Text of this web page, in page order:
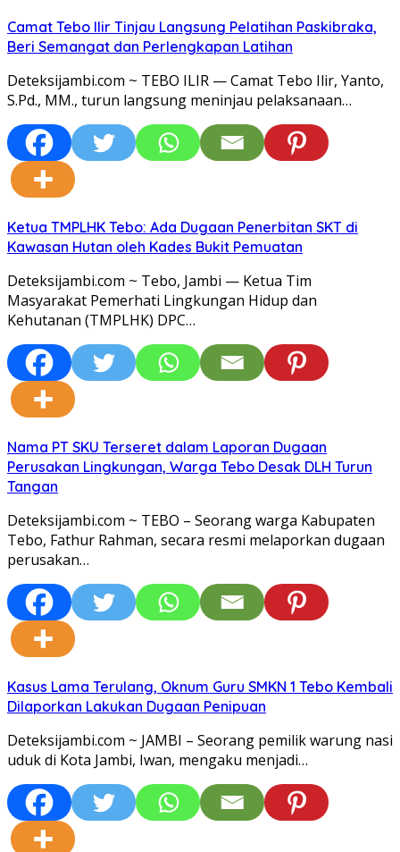
Camat Tebo Ilir Tinjau Langsung Pelatihan Paskibraka,
Beri Semangat dan Perlengkapan Latihan
Deteksijambi.com ~ TEBO ILIR — Camat Tebo Ilir, Yanto,
S.Pd., MM., turun langsung meninjau pelaksanaan…
Ketua TMPLHK Tebo: Ada Dugaan Penerbitan SKT di
Kawasan Hutan oleh Kades Bukit Pemuatan
Deteksijambi.com ~ Tebo, Jambi — Ketua Tim
Masyarakat Pemerhati Lingkungan Hidup dan
Kehutanan (TMPLHK) DPC…
Nama PT SKU Terseret dalam Laporan Dugaan
Perusakan Lingkungan, Warga Tebo Desak DLH Turun
Tangan
Deteksijambi.com ~ TEBO – Seorang warga Kabupaten
Tebo, Fathur Rahman, secara resmi melaporkan dugaan
perusakan…
Kasus Lama Terulang, Oknum Guru SMKN 1 Tebo Kembali
Dilaporkan Lakukan Dugaan Penipuan
Deteksijambi.com ~ JAMBI – Seorang pemilik warung nasi
uduk di Kota Jambi, Iwan, mengaku menjadi…